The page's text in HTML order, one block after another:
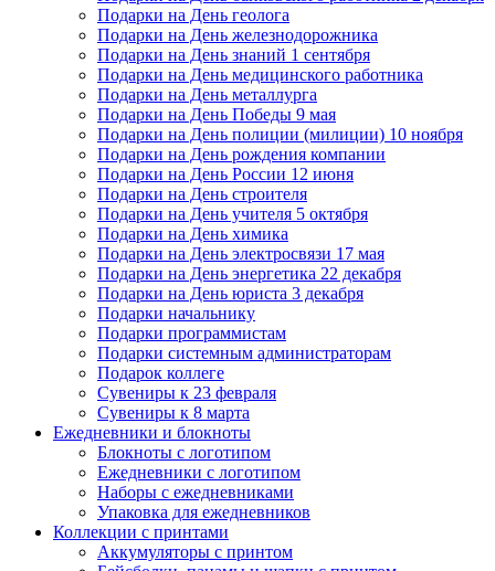
Подарки на День геолога
Подарки на День железнодорожника
Подарки на День знаний 1 сентября
Подарки на День медицинского работника
Подарки на День металлурга
Подарки на День Победы 9 мая
Подарки на День полиции (милиции) 10 ноября
Подарки на День рождения компании
Подарки на День России 12 июня
Подарки на День строителя
Подарки на День учителя 5 октября
Подарки на День химика
Подарки на День электросвязи 17 мая
Подарки на День энергетика 22 декабря
Подарки на День юриста 3 декабря
Подарки начальнику
Подарки программистам
Подарки системным администраторам
Подарок коллеге
Сувениры к 23 февраля
Сувениры к 8 марта
Ежедневники и блокноты
Блокноты с логотипом
Ежедневники с логотипом
Наборы с ежедневниками
Упаковка для ежедневников
Коллекции с принтами
Аккумуляторы с принтом